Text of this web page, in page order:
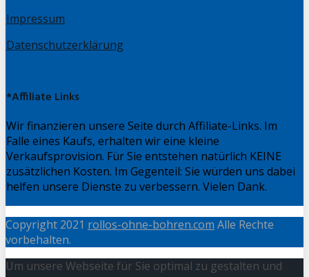
Impressum
Datenschutzerklärung
*Affiliate Links
Wir finanzieren unsere Seite durch Affiliate-Links. Im
Falle eines Kaufs, erhalten wir eine kleine
Verkaufsprovision. Für Sie entstehen natürlich KEINE
zusätzlichen Kosten. Im Gegenteil: Sie würden uns dabei
helfen unsere Dienste zu verbessern. Vielen Dank.
Copyright 2021 rollos-ohne-bohren.com Alle Rechte
vorbehalten.
Um unsere Webseite für Sie optimal zu gestalten und